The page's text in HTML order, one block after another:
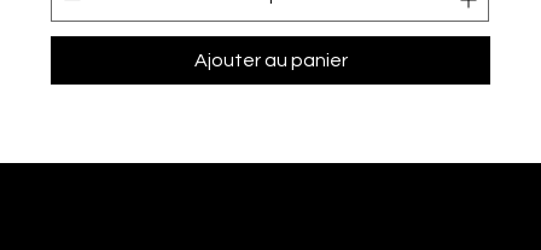
Ajouter au panier